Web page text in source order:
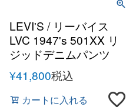
LEVI'S / リーバイス
LVC 1947's 501XX リ
ジッドデニムパンツ
¥41,800税込
カートに入れる